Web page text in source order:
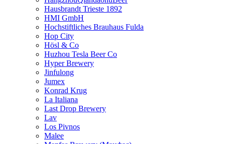
Hausbrandt Trieste 1892
HMI GmbH
Hochstiftliches Brauhaus Fulda
Hop City
Hösl & Co
Huzhou Tesla Beer Co
Hyper Brewery
Jinfulong
Jumex
Konrad Krug
La Italiana
Last Drop Brewery
Lav
Los Pivnos
Malee